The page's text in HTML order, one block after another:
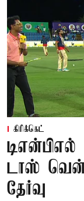
கிரிக்கெட்
டாஸ்
தேர்வு